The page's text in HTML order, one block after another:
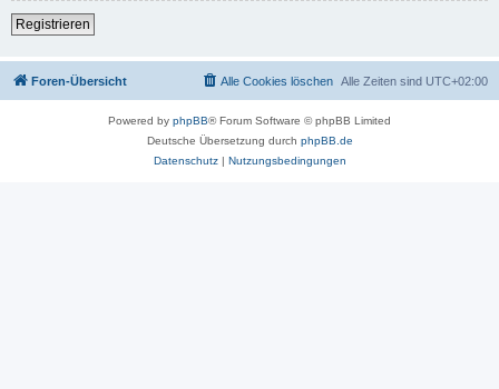
Registrieren
Foren-Übersicht Alle Zeiten sind UTC+02:00
Alle Cookies löschen
Powered by phpBB® Forum Software © phpBB Limited
Deutsche Übersetzung durch phpBB.de
Datenschutz| Nutzungsbedingungen